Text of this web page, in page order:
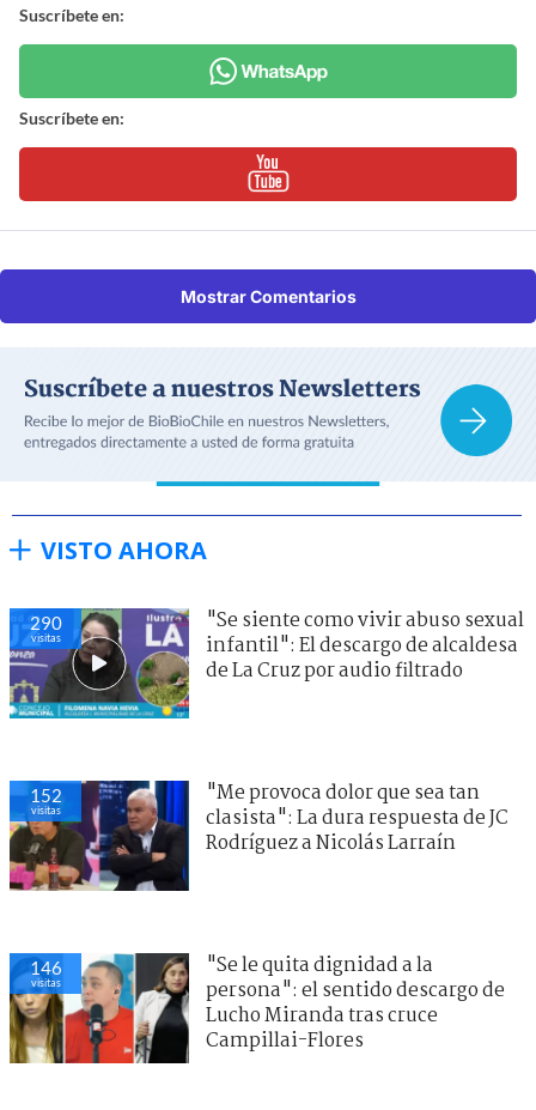
Suscríbete en:
Suscríbete en:
Mostrar Comentarios
VISTO AHORA
290
visitas
"Se siente como vivir abuso sexual
infantil": El descargo de alcaldesa
de La Cruz por audio filtrado
152
visitas
"Me provoca dolor que sea tan
clasista": La dura respuesta de JC
Rodríguez a Nicolás Larraín
146
visitas
"Se le quita dignidad a la
persona": el sentido descargo de
Lucho Miranda tras cruce
Campillai-Flores